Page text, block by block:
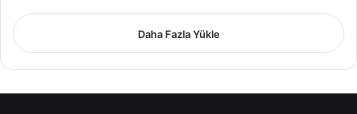
Daha Fazla Yükle